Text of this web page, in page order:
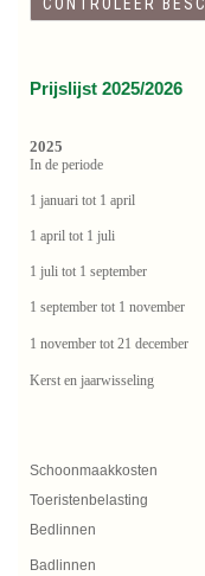
Prijslijst 2025/2026
2025
In de periode
1 januari tot 1 april
1 april tot 1 juli
1 juli tot 1 september
1 september tot 1 november
1 november tot 21 december
Kerst en jaarwisseling
Schoonmaakkosten
Toeristenbelasting
Bedlinnen
Badlinnen